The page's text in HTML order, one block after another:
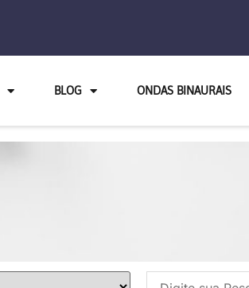
BLOG ONDAS BINAURAIS